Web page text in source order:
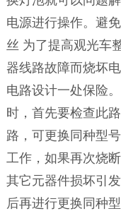
电源进行操作。避
丝 为了提高观光车
器线路故障而烧坏
电路设计一处保险
时，首先要检查此
路，可更换同种型
工作，如果再次烧
其它元器件损坏引
后再进行更换同种